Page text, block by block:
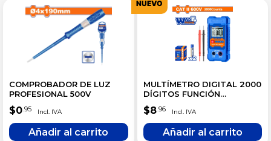
COMPROBADOR DE LUZ
PROFESIONAL 500V
$0 .95
NUEVO
MULTÍMETRO DIGITAL 2000
DÍGITOS FUNCIÓN
INTELIGENTE RANGO
AUTOMÁTICO
$8 .96